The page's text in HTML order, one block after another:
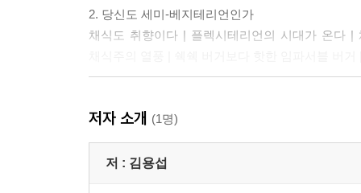
2. 당신도 세미-베지테리언인가
채식도 취향이다 | 플렉시테리언의 시대가 온다
데이트 비용은 누가 더 부담해야 할까 | 더치페이
더치페이 문화를 가속화시킨다 | 하루에 270억 원
저자 소개 (1명)
저 : 김용섭